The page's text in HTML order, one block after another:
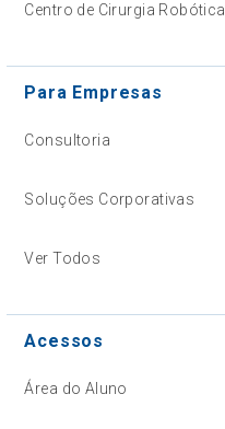
Centro de Cirurgia Robótica
Para Empresas
Consultoria
Soluções Corporativas
Ver Todos
Acessos
Área do Aluno